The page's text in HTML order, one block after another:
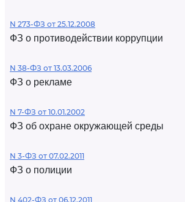
N 273-ФЗ от 25.12.2008
ФЗ о противодействии коррупции
N 38-ФЗ от 13.03.2006
ФЗ о рекламе
N 7-ФЗ от 10.01.2002
ФЗ об охране окружающей среды
N 3-ФЗ от 07.02.2011
ФЗ о полиции
N 402-ФЗ от 06.12.2011